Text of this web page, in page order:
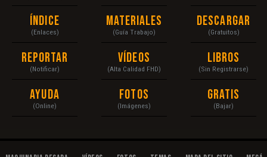
Índice
(Enlaces)
Reportar
(Notificar)
Ayuda
(Online)
Materiales
(Guía Trabajo)
Vídeos
(Alta Calidad FHD)
Fotos
(Imágenes)
Descargar
(Gratuitos)
Libros
(Sin Registrarse)
Gratis
(Bajar)